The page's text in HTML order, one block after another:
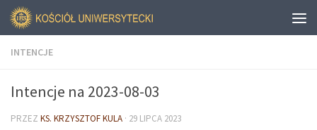
INTENCJE
Intencje na 2023-08-03
PRZEZ KS. KRZYSZTOF KULA · 29 LIPCA 2023